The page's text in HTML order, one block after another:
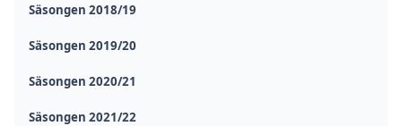
Säsongen 2018/19
Säsongen 2019/20
Säsongen 2020/21
Säsongen 2021/22